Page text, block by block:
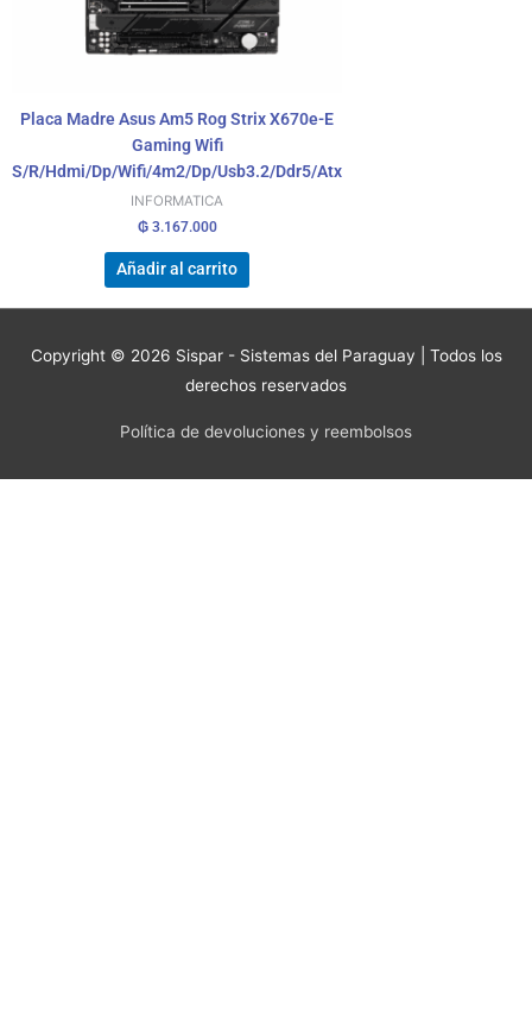
Placa Madre Asus Am5 Rog Strix X670e-E
Gaming Wifi
S/R/Hdmi/Dp/Wifi/4m2/Dp/Usb3.2/Ddr5/Atx
INFORMATICA
₲3.167.000
Añadir al carrito
Copyright © 2026 Sispar - Sistemas del Paraguay | Todos los
derechos reservados
Política de devoluciones y reembolsos